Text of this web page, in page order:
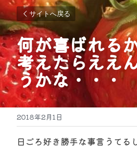
サイトへ戻る
何が喜ばれる
考えたらええ
うかな・・・
2018年2月1日
日ごろ好き勝手な事言うてる